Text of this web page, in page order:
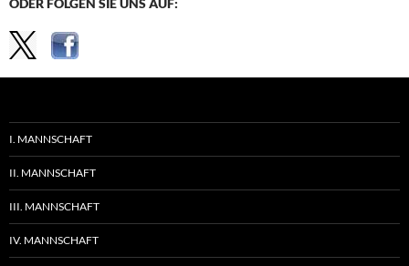
ODER FOLGEN SIE UNS AUF:
I. MANNSCHAFT
II. MANNSCHAFT
III. MANNSCHAFT
IV. MANNSCHAFT